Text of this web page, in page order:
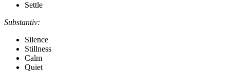
Settle
Substantiv:
Silence
Stillness
Calm
Quiet